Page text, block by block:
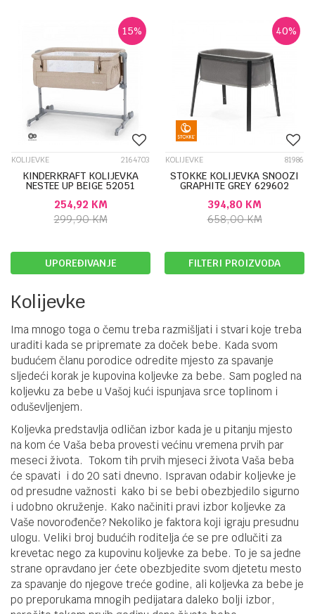
15%
KOLIJEVKE 2164703
KINDERKRAFT KOLIJEVKA
NESTEE UP BEIGE 52051
254,92 KM
299,90KM
40%
KOLIJEVKE 81986
STOKKE KOLIJEVKA SNOOZI
GRAPHITE GREY 629602
394,80 KM
658,00KM
UPOREĐIVANJE FILTERI PROIZVODA
Kolijevke
Ima mnogo toga o čemu treba razmišljati i stvari koje treba
uraditi kada se pripremate za doček bebe. Kada svom
budućem članu porodice odredite mjesto za spavanje
sljedeći korak je kupovina koljevke za bebe. Sam pogled na
koljevku za bebe u Vašoj kući ispunjava srce toplinom i
oduševljenjem.
Koljevka predstavlja odličan izbor kada je u pitanju mjesto
na kom će Vaša beba provesti većinu vremena prvih par
meseci života. Tokom tih prvih mjeseci života Vaša beba
će spavati i do 20 sati dnevno. Ispravan odabir koljevke je
od presudne važnosti kako bi se bebi obezbjedilo sigurno
i udobno okruženje. Kako načiniti pravi izbor koljevke za
Vaše novorođenče? Nekoliko je faktora koji igraju presudnu
ulogu. Veliki broj budućih roditelja će se pre odlučiti za
krevetac nego za kupovinu koljevke za bebe. To je sa jedne
strane opravdano jer ćete obezbjedite svom djetetu mesto
za spavanje do njegove treće godine, ali koljevka za bebe je
po preporukama mnogih pedijatara daleko bolji izbor,